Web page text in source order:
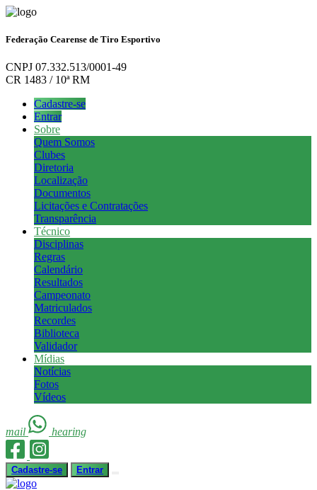
Federação Cearense de Tiro Esportivo
CNPJ 07.332.513/0001-49
CR 1483 / 10ª RM
Cadastre-se
Entrar
Sobre
Quem Somos
Clubes
Diretoria
Localização
Documentos
Licitações e Contratações
Transparência
Técnico
Disciplinas
Regras
Calendário
Resultados
Campeonato
Matriculados
Recordes
Biblioteca
Validador
Mídias
Notícias
Fotos
Vídeos
mail hearing
Cadastre-se Entrar